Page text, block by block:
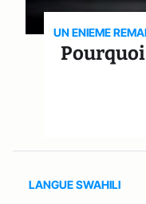
UN ENIEME
LANGUE SWAHILI